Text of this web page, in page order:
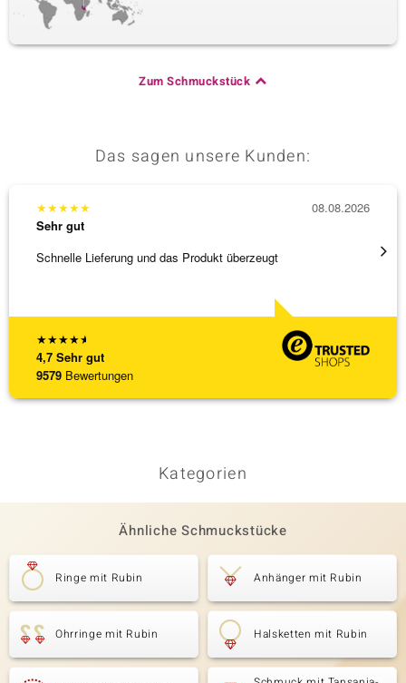
Zum Schmuckstück
Das sagen unsere Kunden:
★★★★★
4,7 Sehr gut
9579 Bewertungen
★★★★★
Sehr gut
Schnelle Lieferung und das Produkt überzeugt
08.08.2026
Kategorien
Ähnliche Schmuckstücke
Ringe mit Rubin Anhänger mit Rubin
Ohrringe mit Rubin Halsketten mit Rubin